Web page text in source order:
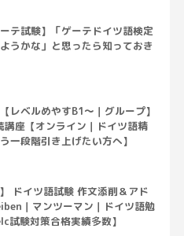
テ試験】「ゲーテドイツ語検定
うかな」と思ったら知っておき
レベルめやすB1～｜グループ】
座【オンライン｜ドイツ語精
一段階引き上げたい方へ】
ドイツ語試験 作文添削＆アド
｜マンツーマン｜ドイツ語勉
試験対策合格実績多数】